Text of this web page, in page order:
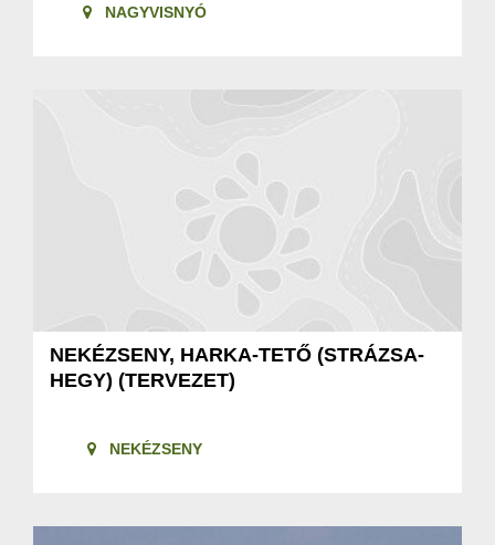
NAGYVISNYÓ
NEKÉZSENY, HARKA-TETŐ (STRÁZSA-
HEGY) (TERVEZET)
NEKÉZSENY